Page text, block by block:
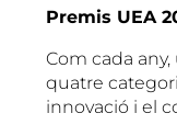
Premis UEA
Com cada
quatre
innovació i el